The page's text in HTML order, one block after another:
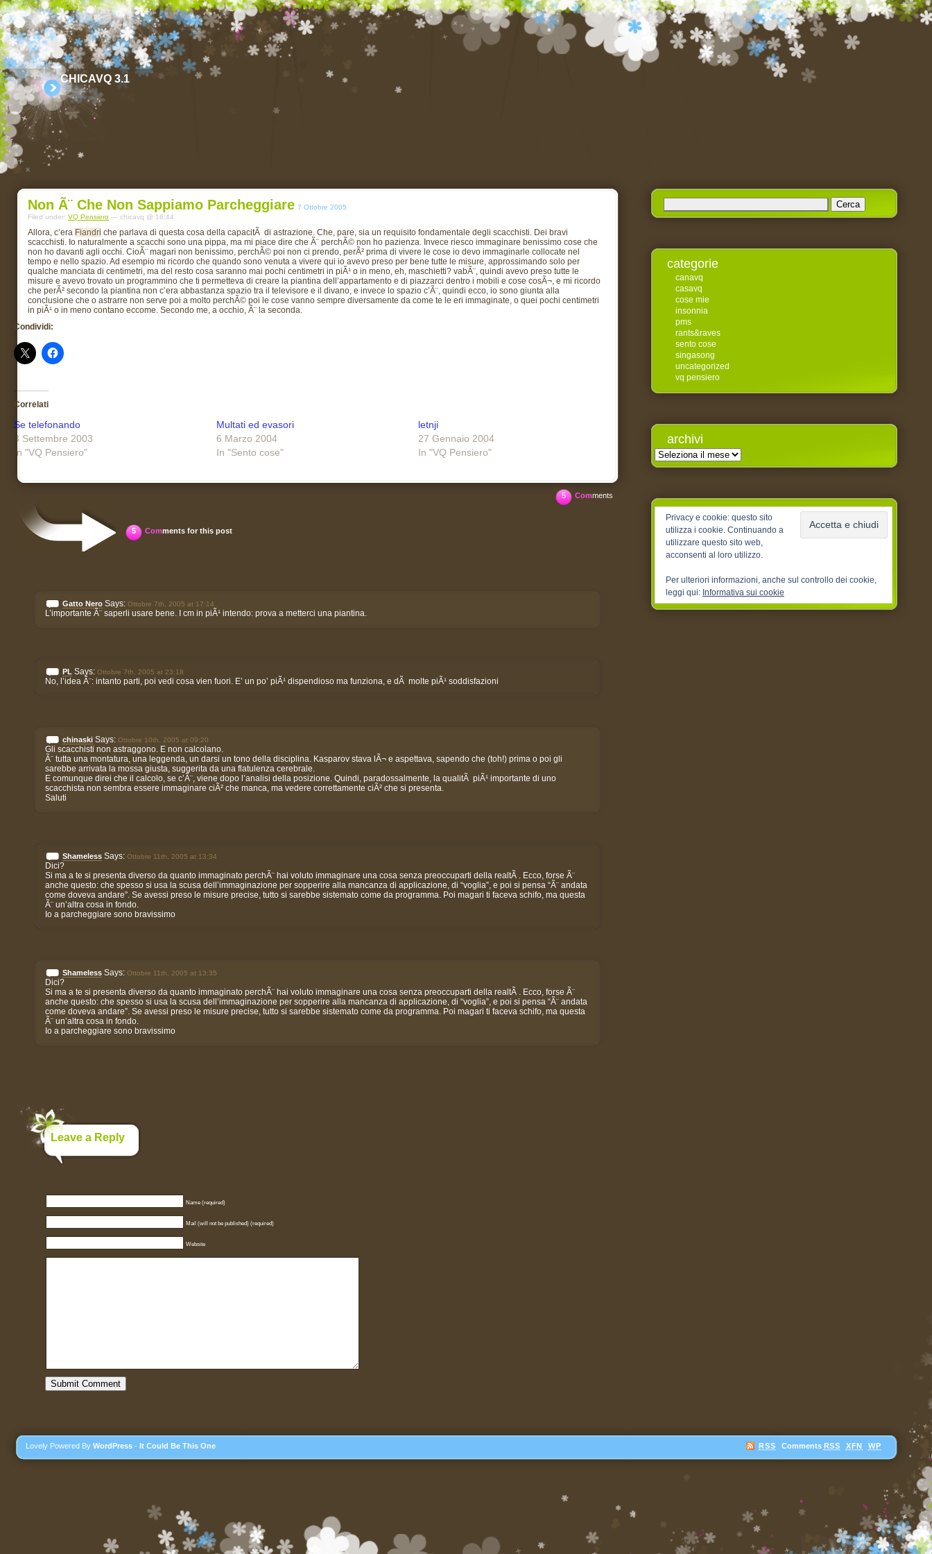
CHICAVQ 3.1
Non Ã¨ Che Non Sappiamo Parcheggiare 7 Ottobre 2005
Filed under: VQ Pensiero — chicavq @ 16:44
Allora, c’era Fiandri che parlava di questa cosa della capacitÃ di astrazione. Che, pare, sia un requisito fondamentale degli scacchisti. Dei bravi
scacchisti. Io naturalmente a scacchi sono una pippa, ma mi piace dire che Ã¨ perchÃ© non ho pazienza. Invece riesco immaginare benissimo cose che
non ho davanti agli occhi. CioÃ¨ magari non benissimo, perchÃ© poi non ci prendo, perÃ² prima di vivere le cose io devo immaginarle collocate nel
tempo e nello spazio. Ad esempio mi ricordo che quando sono venuta a vivere qui io avevo preso per bene tutte le misure, approssimando solo per
qualche manciata di centimetri, ma del resto cosa saranno mai pochi centimetri in piÃ¹ o in meno, eh, maschietti? vabÃ¨, quindi avevo preso tutte le
misure e avevo trovato un programmino che ti permetteva di creare la piantina dell’appartamento e di piazzarci dentro i mobili e cose cosÃ¬, e mi ricordo
che perÃ² secondo la piantina non c’era abbastanza spazio tra il televisore e il divano, e invece lo spazio c’Ã¨, quindi ecco, io sono giunta alla
conclusione che o astrarre non serve poi a molto perchÃ© poi le cose vanno sempre diversamente da come te le eri immaginate, o quei pochi centimetri
in piÃ¹ o in meno contano eccome. Secondo me, a occhio, Ã¨ la seconda.
Condividi:
Correlati
Se telefonando
3 Settembre 2003
In "VQ Pensiero"
Multati ed evasori
6 Marzo 2004
In "Sento cose"
letnji
27 Gennaio 2004
In "VQ Pensiero"
5 Comments
5 Comments for this post
Gatto Nero Says: Ottobre 7th, 2005 at 17:14
L’importante Ã¨ saperli usare bene. I cm in piÃ¹ intendo: prova a metterci una piantina.
PL Says: Ottobre 7th, 2005 at 23:18
No, l’idea Ã¨: intanto parti, poi vedi cosa vien fuori. E’ un po’ piÃ¹ dispendioso ma funziona, e dÃ molte piÃ¹ soddisfazioni
chinaski Says: Ottobre 10th, 2005 at 09:20
Gli scacchisti non astraggono. E non calcolano.
Ã¨ tutta una montatura, una leggenda, un darsi un tono della disciplina. Kasparov stava lÃ¬ e aspettava, sapendo che (toh!) prima o poi gli
sarebbe arrivata la mossa giusta, suggerita da una flatulenza cerebrale.
E comunque direi che il calcolo, se c’Ã¨, viene dopo l’analisi della posizione. Quindi, paradossalmente, la qualitÃ piÃ¹ importante di uno
scacchista non sembra essere immaginare ciÃ² che manca, ma vedere correttamente ciÃ² che si presenta.
Saluti
Shameless Says: Ottobre 11th, 2005 at 13:34
Dici?
Si ma a te si presenta diverso da quanto immaginato perchÃ¨ hai voluto immaginare una cosa senza preoccuparti della realtÃ . Ecco, forse Ã¨
anche questo: che spesso si usa la scusa dell’immaginazione per sopperire alla mancanza di applicazione, di “voglia”, e poi si pensa “Ã¨ andata
come doveva andare”. Se avessi preso le misure precise, tutto si sarebbe sistemato come da programma. Poi magari ti faceva schifo, ma questa
Ã¨ un’altra cosa in fondo.
Io a parcheggiare sono bravissimo
Shameless Says: Ottobre 11th, 2005 at 13:35
Dici?
Si ma a te si presenta diverso da quanto immaginato perchÃ¨ hai voluto immaginare una cosa senza preoccuparti della realtÃ . Ecco, forse Ã¨
anche questo: che spesso si usa la scusa dell’immaginazione per sopperire alla mancanza di applicazione, di “voglia”, e poi si pensa “Ã¨ andata
come doveva andare”. Se avessi preso le misure precise, tutto si sarebbe sistemato come da programma. Poi magari ti faceva schifo, ma questa
Ã¨ un’altra cosa in fondo.
Io a parcheggiare sono bravissimo
Leave a Reply
Name (required)
Mail (will not be published) (required)
Website
Ricerca
per:
categorie
canavq
casavq
cose mie
insonnia
pms
rants&raves
sento cose
singasong
uncategorized
vq pensiero
archivi
Archivi
Privacy e cookie: questo sito
utilizza i cookie. Continuando a
utilizzare questo sito web,
acconsenti al loro utilizzo.
Per ulteriori informazioni, anche sul controllo dei cookie,
leggi qui: Informativa sui cookie
Lovely Powered By WordPress - It Could Be This One RSS Comments RSS XFN WP